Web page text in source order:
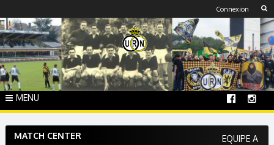
to
content
Connexion
MENU
MATCH CENTER EQUIPE A